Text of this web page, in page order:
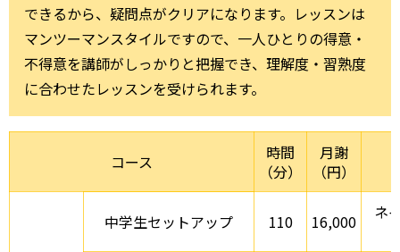
できるから、疑問点がクリアになります。レッスンは
マンツーマンスタイルですので、一人ひとりの得意・
不得意を講師がしっかりと把握でき、理解度・習熟度
に合わせたレッスンを受けられます。
コース
時間
（分）
月謝
（円）
中学生セットアップ 110 16,000
ネ